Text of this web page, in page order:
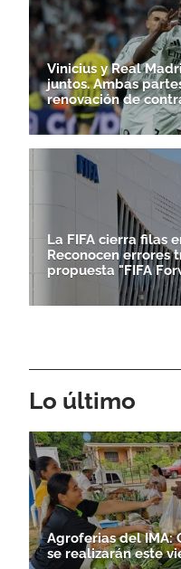
Vinicius y Real
juntos. Ambas
renovación de
La FIFA cierra filas
Reconocen errores
propuesta "FIFA
Lo último
Agroferias del IMA:
se realizarán este